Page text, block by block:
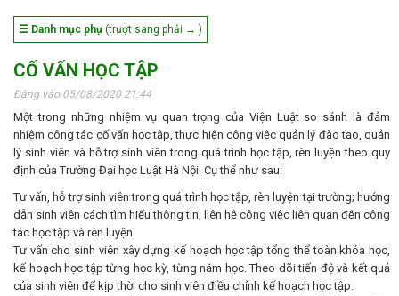
☰ Danh mục phụ (trượt sang phải → )
CỐ VẤN HỌC TẬP
Đăng vào 05/08/2020 21:44
Một trong những nhiệm vụ quan trọng của Viện Luật so sánh là đảm
nhiệm công tác cố vấn học tập, thực hiện công việc quản lý đào tạo, quản
lý sinh viên và hỗ trợ sinh viên trong quá trình học tập, rèn luyện theo quy
định của Trường Đại học Luật Hà Nội. Cụ thể như sau:
Tư vấn, hỗ trợ sinh viên trong quá trình học tập, rèn luyện tại trường; hướng
dẫn sinh viên cách tìm hiểu thông tin, liên hệ công việc liên quan đến công
tác học tập và rèn luyện.
Tư vấn cho sinh viên xây dựng kế hoạch học tập tổng thể toàn khóa học,
kế hoạch học tập từng học kỳ, từng năm học. Theo dõi tiến độ và kết quả
của sinh viên để kịp thời cho sinh viên điều chỉnh kế hoạch học tập.